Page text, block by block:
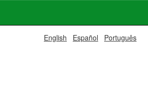
English Español Português